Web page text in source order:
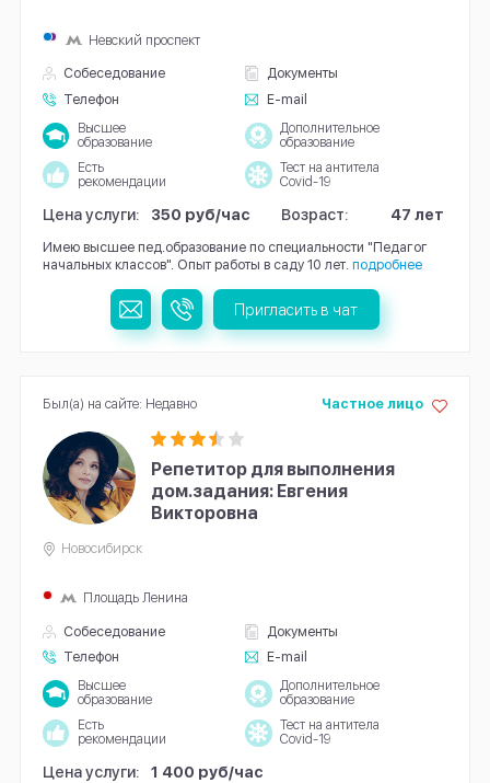
Собеседование
Документы
Телефон
E-mail
Невский проспект
Высшее
образование
Дополнительное
образование
Есть
рекомендации
Тест на антитела
Covid-19
Цена услуги: 350 руб/час Возраст: 47 лет
Имею высшее пед.образование по специальности "Педагог
начальных классов". Опыт работы в саду 10 лет. подробнее
Пригласить в чат
Репетитор для выполнения
дом.задания: Евгения
Викторовна
Собеседование
Документы
Телефон
E-mail
Частное лицо
Новосибирск
Площадь Ленина
Высшее
образование
Дополнительное
образование
Есть
рекомендации
Тест на антитела
Covid-19
Цена услуги:
1 400 руб/час
Был(а) на сайте: Недавно